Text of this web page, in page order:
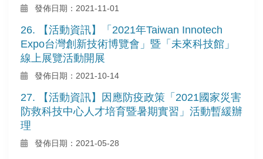
發佈日期：2021-11-01
26. 【活動資訊】「2021年Taiwan Innotech
Expo台灣創新技術博覽會」暨「未來科技館」
線上展覽活動開展
發佈日期：2021-10-14
27. 【活動資訊】因應防疫政策「2021國家災害
防救科技中心人才培育暨暑期實習」活動暫緩辦
理
發佈日期：2021-05-28